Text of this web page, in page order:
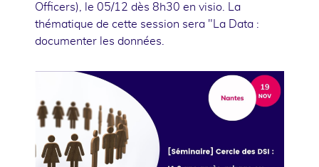
Officers), le 05/12 dès 8h30 en visio. La
thématique de cette session sera "La Data :
documenter les données.